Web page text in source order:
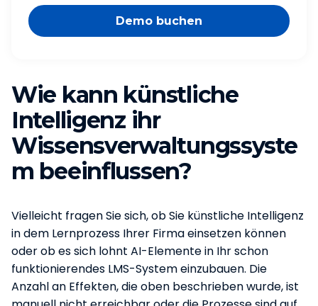
Demo buchen
Wie kann künstliche
Intelligenz ihr
Wissensverwaltungssyste
m beeinflussen?
Vielleicht fragen Sie sich, ob Sie künstliche Intelligenz
in dem Lernprozess Ihrer Firma einsetzen können
oder ob es sich lohnt AI-Elemente in Ihr schon
funktionierendes LMS-System einzubauen. Die
Anzahl an Effekten, die oben beschrieben wurde, ist